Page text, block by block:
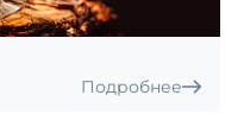
Подробнее